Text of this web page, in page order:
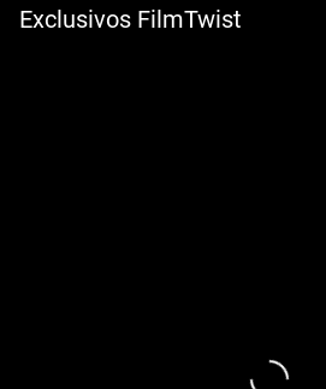
Exclusivos FilmTwist